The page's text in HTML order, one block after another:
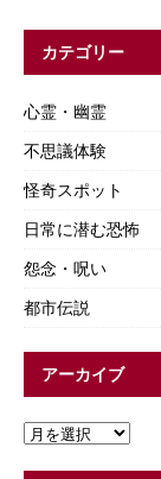
カテゴリー
心霊・幽霊
不思議体験
怪奇スポット
日常に潜む恐怖
怨念・呪い
都市伝説
アーカイブ